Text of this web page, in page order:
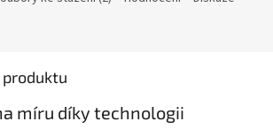
míru díky technologii